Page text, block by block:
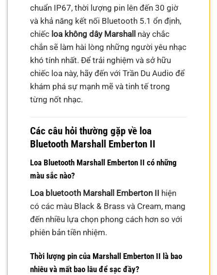
chuẩn IP67, thời lượng pin lên đến 30 giờ
và khả năng kết nối Bluetooth 5.1 ổn định,
chiếc loa không dây Marshall này chắc
chắn sẽ làm hài lòng những người yêu nhạc
khó tính nhất. Để trải nghiệm và sở hữu
chiếc loa này, hãy đến với Trần Du Audio để
khám phá sự mạnh mẽ và tinh tế trong
từng nốt nhạc.
Các câu hỏi thường gặp về loa
Bluetooth Marshall Emberton II
Loa Bluetooth Marshall Emberton II có những
màu sắc nào?
Loa bluetooth Marshall Emberton II hiện
có các màu Black & Brass và Cream, mang
đến nhiều lựa chọn phong cách hơn so với
phiên bản tiền nhiệm.
Thời lượng pin của Marshall Emberton II là bao
nhiêu và mất bao lâu để sạc đầy?